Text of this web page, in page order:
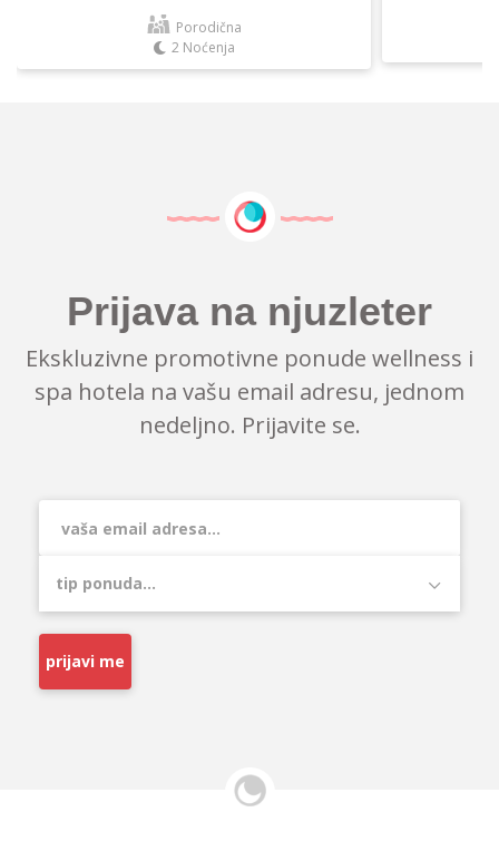
Porodična
2 Noćenja
Prijava na njuzleter
Ekskluzivne promotivne ponude wellness i
spa hotela na vašu email adresu, jednom
nedeljno. Prijavite se.
prijavi me